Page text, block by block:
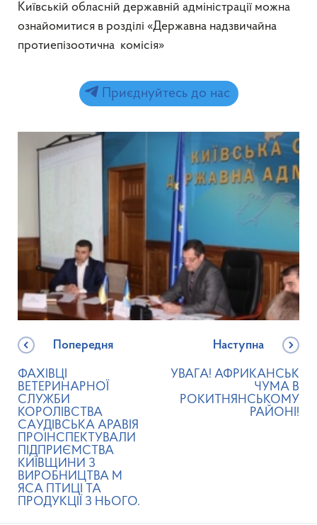
Київській обласній державній адміністрації можна
ознайомитися в розділі «Державна надзвичайна
протиепізоотична комісія»
Приєднуйтесь до нас
Попередня
ФАХІВЦІ
ВЕТЕРИНАРНОЇ
СЛУЖБИ
КОРОЛІВСТВА
САУДІВСЬКА АРАВІЯ
ПРОІНСПЕКТУВАЛИ
ПІДПРИЄМСТВА
КИЇВЩИНИ З
ВИРОБНИЦТВА М
ЯСА ПТИЦІ ТА
ПРОДУКЦІЇ З НЬОГО.
Наступна
УВАГА! АФРИКАНСЬК
ЧУМА В
РОКИТНЯНСЬКОМУ
РАЙОНІ!